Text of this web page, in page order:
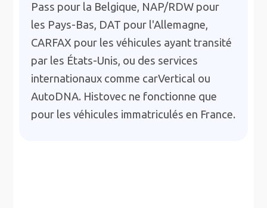
Pass pour la Belgique, NAP/RDW pour
les Pays-Bas, DAT pour l'Allemagne,
CARFAX pour les véhicules ayant transité
par les États-Unis, ou des services
internationaux comme carVertical ou
AutoDNA. Histovec ne fonctionne que
pour les véhicules immatriculés en France.